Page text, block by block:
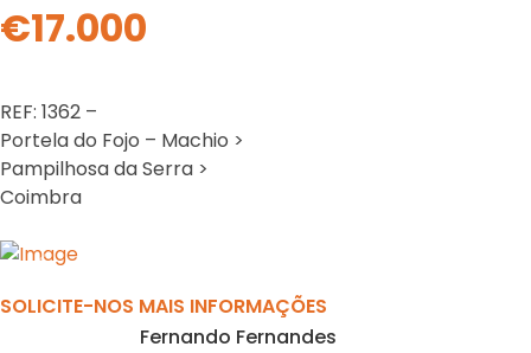
€17.000
REF: 1362 –
Portela do Fojo – Machio >
Pampilhosa da Serra >
Coimbra
Previous
SOLICITE-NOS MAIS INFORMAÇÕES
Fernando Fernandes